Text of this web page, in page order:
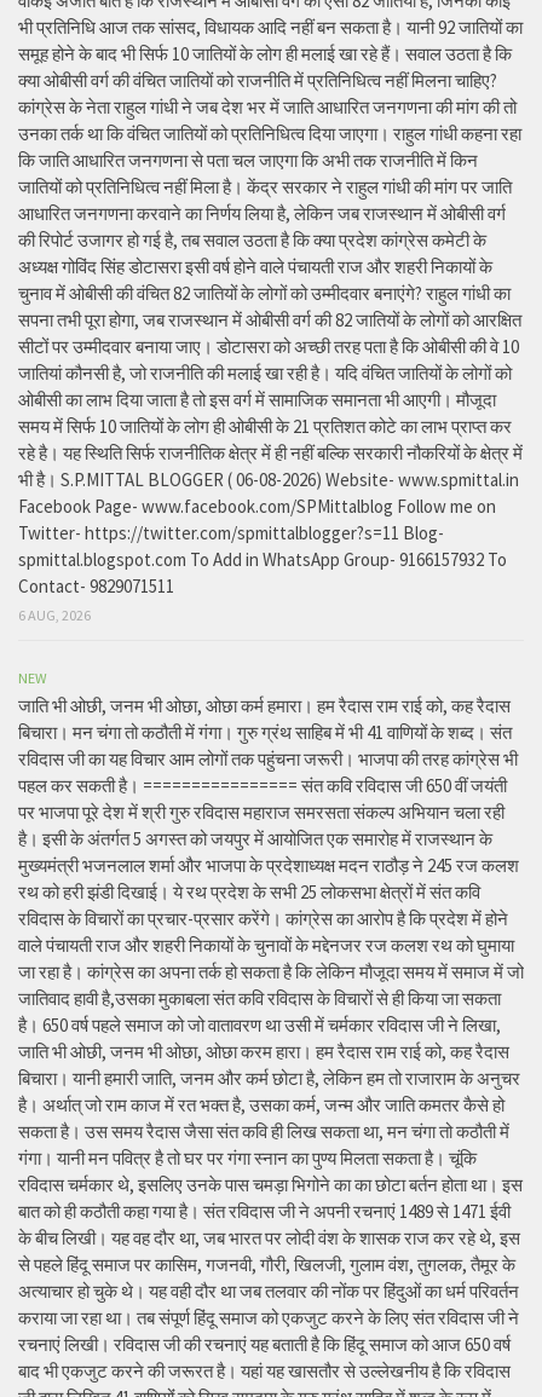
भी प्रतिनिधि आज तक सांसद, विधायक आदि नहीं बन सकता है। यानी 92 जातियों का
समूह होने के बाद भी सिर्फ 10 जातियों के लोग ही मलाई खा रहे हैं। सवाल उठता है कि
क्या ओबीसी वर्ग की वंचित जातियों को राजनीति में प्रतिनिधित्व नहीं मिलना चाहिए?
कांग्रेस के नेता राहुल गांधी ने जब देश भर में जाति आधारित जनगणना की मांग की तो
उनका तर्क था कि वंचित जातियों को प्रतिनिधित्व दिया जाएगा। राहुल गांधी कहना रहा
कि जाति आधारित जनगणना से पता चल जाएगा कि अभी तक राजनीति में किन
जातियों को प्रतिनिधित्व नहीं मिला है। केंद्र सरकार ने राहुल गांधी की मांग पर जाति
आधारित जनगणना करवाने का निर्णय लिया है, लेकिन जब राजस्थान में ओबीसी वर्ग
की रिपोर्ट उजागर हो गई है, तब सवाल उठता है कि क्या प्रदेश कांग्रेस कमेटी के
अध्यक्ष गोविंद सिंह डोटासरा इसी वर्ष होने वाले पंचायती राज और शहरी निकायों के
चुनाव में ओबीसी की वंचित 82 जातियों के लोगों को उम्मीदवार बनाएंगे? राहुल गांधी का
सपना तभी पूरा होगा, जब राजस्थान में ओबीसी वर्ग की 82 जातियों के लोगों को आरक्षित
सीटों पर उम्मीदवार बनाया जाए। डोटासरा को अच्छी तरह पता है कि ओबीसी की वे 10
जातियां कौनसी है, जो राजनीति की मलाई खा रही है। यदि वंचित जातियों के लोगों को
ओबीसी का लाभ दिया जाता है तो इस वर्ग में सामाजिक समानता भी आएगी। मौजूदा
समय में सिर्फ 10 जातियों के लोग ही ओबीसी के 21 प्रतिशत कोटे का लाभ प्राप्त कर
रहे है। यह स्थिति सिर्फ राजनीतिक क्षेत्र में ही नहीं बल्कि सरकारी नौकरियों के क्षेत्र में
भी है। S.P.MITTAL BLOGGER ( 06-08-2026) Website- www.spmittal.in
Facebook Page- www.facebook.com/SPMittalblog Follow me on
Twitter- https://twitter.com/spmittalblogger?s=11 Blog-
spmittal.blogspot.com To Add in WhatsApp Group- 9166157932 To
Contact- 9829071511
6 AUG, 2026
NEW
जाति भी ओछी, जनम भी ओछा, ओछा कर्म हमारा। हम रैदास राम राई को, कह रैदास
बिचारा। मन चंगा तो कठौती में गंगा। गुरु ग्रंथ साहिब में भी 41 वाणियों के शब्द। संत
रविदास जी का यह विचार आम लोगों तक पहुंचना जरूरी। भाजपा की तरह कांग्रेस भी
पहल कर सकती है। ================ संत कवि रविदास जी 650 वीं जयंती
पर भाजपा पूरे देश में श्री गुरु रविदास महाराज समरसता संकल्प अभियान चला रही
है। इसी के अंतर्गत 5 अगस्त को जयपुर में आयोजित एक समारोह में राजस्थान के
मुख्यमंत्री भजनलाल शर्मा और भाजपा के प्रदेशाध्यक्ष मदन राठौड़ ने 245 रज कलश
रथ को हरी झंडी दिखाई। ये रथ प्रदेश के सभी 25 लोकसभा क्षेत्रों में संत कवि
रविदास के विचारों का प्रचार-प्रसार करेंगे। कांग्रेस का आरोप है कि प्रदेश में होने
वाले पंचायती राज और शहरी निकायों के चुनावों के मद्देनजर रज कलश रथ को घुमाया
जा रहा है। कांग्रेस का अपना तर्क हो सकता है कि लेकिन मौजूदा समय में समाज में जो
जातिवाद हावी है,उसका मुकाबला संत कवि रविदास के विचारों से ही किया जा सकता
है। 650 वर्ष पहले समाज को जो वातावरण था उसी में चर्मकार रविदास जी ने लिखा,
जाति भी ओछी, जनम भी ओछा, ओछा करम हारा। हम रैदास राम राई को, कह रैदास
बिचारा। यानी हमारी जाति, जनम और कर्म छोटा है, लेकिन हम तो राजाराम के अनुचर
है। अर्थात् जो राम काज में रत भक्त है, उसका कर्म, जन्म और जाति कमतर कैसे हो
सकता है। उस समय रैदास जैसा संत कवि ही लिख सकता था, मन चंगा तो कठौती में
गंगा। यानी मन पवित्र है तो घर पर गंगा स्नान का पुण्य मिलता सकता है। चूंकि
रविदास चर्मकार थे, इसलिए उनके पास चमड़ा भिगोने का का छोटा बर्तन होता था। इस
बात को ही कठौती कहा गया है। संत रविदास जी ने अपनी रचनाएं 1489 से 1471 ईवी
के बीच लिखी। यह वह दौर था, जब भारत पर लोदी वंश के शासक राज कर रहे थे, इस
से पहले हिंदू समाज पर कासिम, गजनवी, गौरी, खिलजी, गुलाम वंश, तुगलक, तैमूर के
अत्याचार हो चुके थे। यह वही दौर था जब तलवार की नोंक पर हिंदुओं का धर्म परिवर्तन
कराया जा रहा था। तब संपूर्ण हिंदू समाज को एकजुट करने के लिए संत रविदास जी ने
रचनाएं लिखी। रविदास जी की रचनाएं यह बताती है कि हिंदू समाज को आज 650 वर्ष
बाद भी एकजुट करने की जरूरत है। यहां यह खासतौर से उल्लेखनीय है कि रविदास